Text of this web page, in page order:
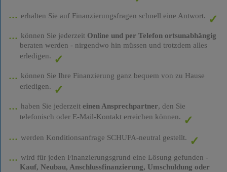
erhalten Sie auf Finanzierungsfragen schnell eine Antwort.
können Sie jederzeit Online und per Telefon ortsunabhängig
beraten werden - nirgendwo hin müssen und trotzdem alles
erledigen.
können Sie Ihre Finanzierung ganz bequem von zu Hause
erledigen.
haben Sie jederzeit einen Ansprechpartner, den Sie
telefonisch oder E-Mail-Kontakt erreichen können.
werden Konditionsanfrage SCHUFA-neutral gestellt.
wird für jeden Finanzierungsgrund eine Lösung gefunden -
Kauf, Neubau, Anschlussfinanzierung, Umschuldung oder